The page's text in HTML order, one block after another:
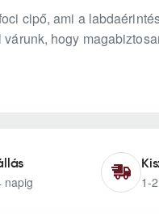
cipő, ami a
hogy
napig
1-